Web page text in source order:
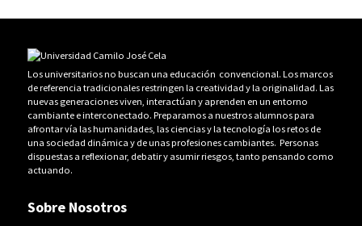
Los universitarios no buscan una educación convencional. Los marcos
de referencia tradicionales restringen la creatividad y la originalidad. Las
nuevas generaciones viven, interactúan y aprenden en un entorno
cambiante e interconectado. Preparamos a nuestros alumnos para
afrontar vía las humanidades, las ciencias y la tecnología los retos de
una sociedad dinámica y de unas profesiones cambiantes. Personas
dispuestas a reflexionar, debatir y asumir riesgos, tanto pensando como
actuando.
Sobre Nosotros